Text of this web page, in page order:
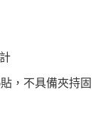
，不具備夾持固